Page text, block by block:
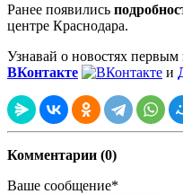
Ранее появились
центре Краснодара.
Узнавай о новостях первым
ВКонтакте
и
Комментарии (0)
Ваше сообщение*